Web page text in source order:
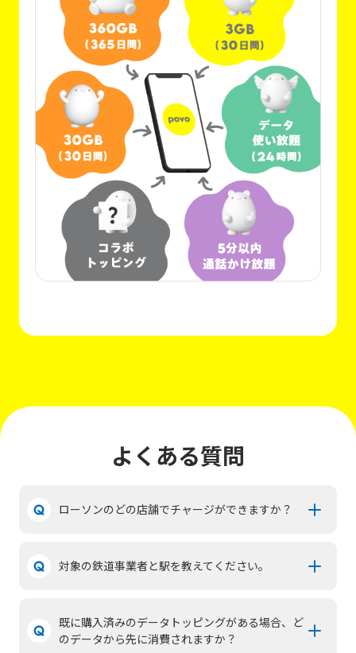
よくある質問
ローソンのどの店舗でチャージができますか？
対象の鉄道事業者と駅を教えてください。
既に購入済みのデータトッピングがある場合、ど
のデータから先に消費されますか？